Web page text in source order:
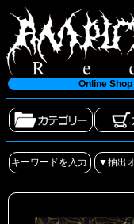
Online Shop